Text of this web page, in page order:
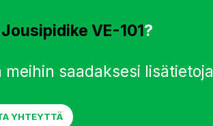
Jousipidike VE-101?
saadaksesi lisätietoja
YHTEYTTÄ